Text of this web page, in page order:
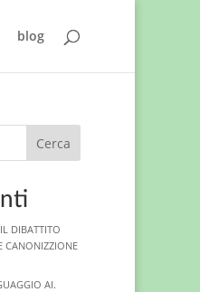
blog
Cerca
DIBATTITO
CANONIZZIONE
AI.